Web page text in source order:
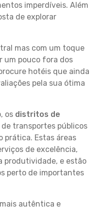
imperdíveis. Além
de explorar
mas com um toque
um pouco fora dos
hotéis que ainda
pela sua ótima
os distritos de
de transportes públicos
prática. Estas áreas
de excelência,
produtividade, e estão
perto de importantes
autêntica e